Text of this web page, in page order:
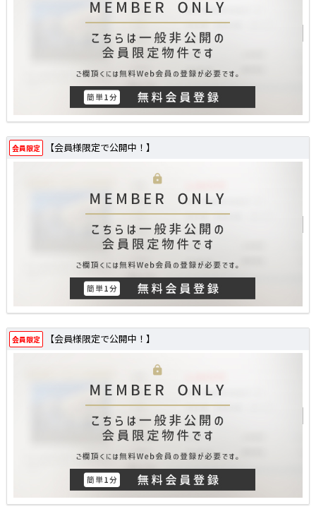
会員限定 【会員様限定で公開中！】
会員限定 【会員様限定で公開中！】